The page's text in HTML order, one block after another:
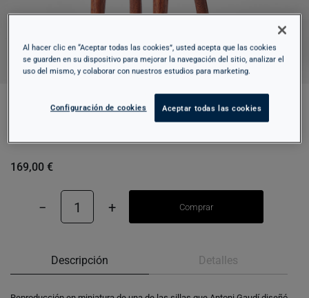
REPRODUCCIÓN SILLA - CASA BATLLÓ -
GAUDÍ
169,00 €
− 1 + Comprar
Descripción Detalles
Al hacer clic en “Aceptar todas las cookies”, usted acepta que las cookies
se guarden en su dispositivo para mejorar la navegación del sitio, analizar el
uso del mismo, y colaborar con nuestros estudios para marketing.
Configuración de cookies Aceptar todas las cookies